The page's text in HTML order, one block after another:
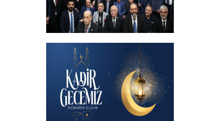
İftar programında başbakanımızın
katılımıyla hemşehrilerimizle buluştuk
+